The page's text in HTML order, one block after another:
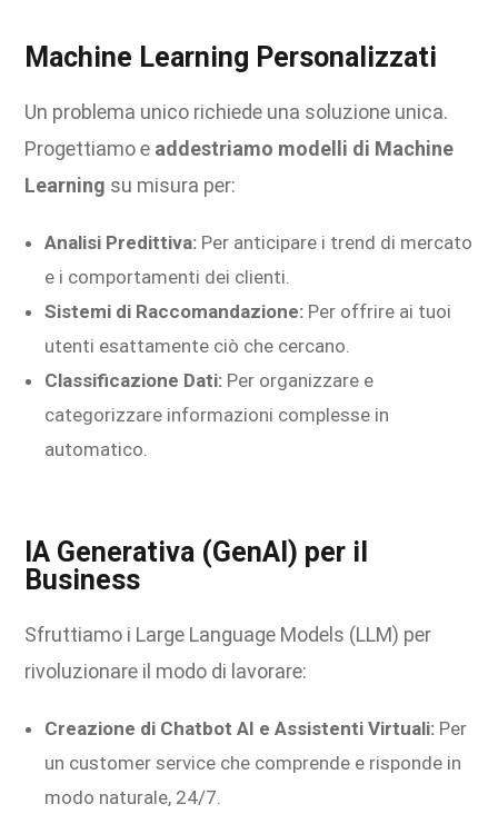
Machine Learning Personalizzati
Un problema unico richiede una soluzione unica.
Progettiamo e addestriamo modelli di Machine
Learning su misura per:
Analisi Predittiva: Per anticipare i trend di mercato
e i comportamenti dei clienti.
Sistemi di Raccomandazione: Per offrire ai tuoi
utenti esattamente ciò che cercano.
Classificazione Dati: Per organizzare e
categorizzare informazioni complesse in
automatico.
IA Generativa (GenAI) per il
Business
Sfruttiamo i Large Language Models (LLM) per
rivoluzionare il modo di lavorare:
Creazione di Chatbot AI e Assistenti Virtuali: Per
un customer service che comprende e risponde in
modo naturale, 24/7.